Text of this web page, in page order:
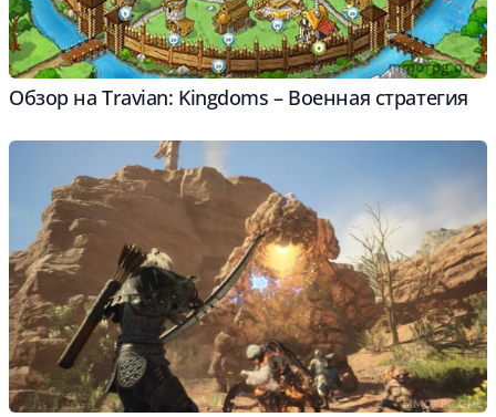
Обзор на Travian: Kingdoms – Военная стратегия